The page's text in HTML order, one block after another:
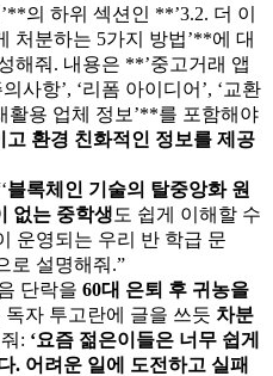
의 하위 섹션인 **’3.2. 더 이
처분하는 5가지 방법’**에 대
해줘. 내용은 **’중고거래 앱
사항’, ‘리폼 아이디어’, ‘교환
활용 업체 정보’**를 포함해야
고 환경 친화적인 정보를 제공
블록체인 기술의 탈중앙화 원
없는 중학생도 쉽게 이해할 수
운영되는 우리 반 학급 문
로 설명해줘.”
단락을 60대 은퇴 후 귀농을
독자 투고란에 글을 쓰듯 차분
: ‘요즘 젊은이들은 너무 쉽게
. 어려운 일에 도전하고 실패